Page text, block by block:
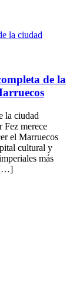
la ciudad
de la
la ciudad
Fez merece
el Marruecos
cultural y
más
[…]